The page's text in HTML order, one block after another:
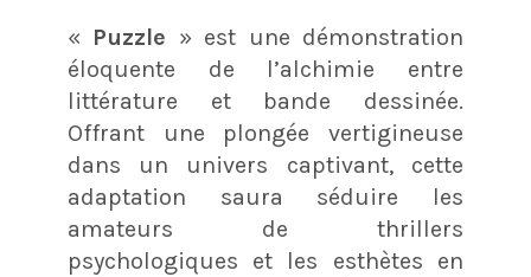
« Puzzle » est une démonstration
éloquente de l’alchimie entre
littérature et bande dessinée.
Offrant une plongée vertigineuse
dans un univers captivant, cette
adaptation saura séduire les
amateurs de thrillers
psychologiques et les esthètes en